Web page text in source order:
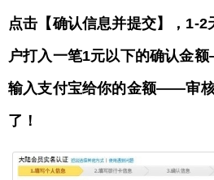
点击【确认信息并提交】，1-
户打入一笔1元以下的确认金
输入支付宝给你的金额——审
了！